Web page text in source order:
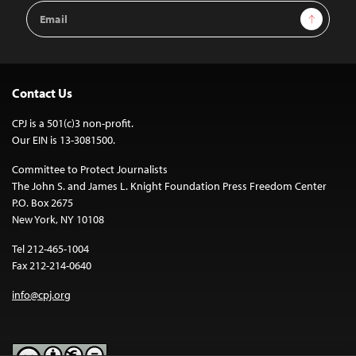
Email
Address
Sign Up
Contact Us
CPJ is a 501(c)3 non-profit.
Our EIN is 13-3081500.
Committee to Protect Journalists
The John S. and James L. Knight Foundation Press Freedom Center
P.O. Box 2675
New York, NY 10108
Tel 212-465-1004
Fax 212-214-0640
info@cpj.org